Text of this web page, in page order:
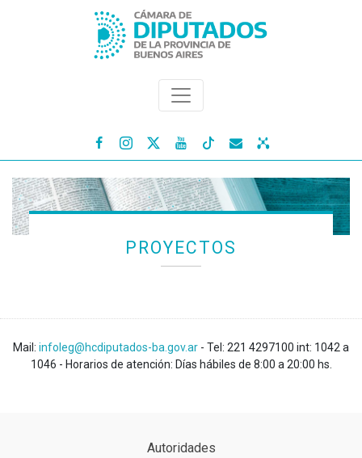
   
PROYECTOS
Mail: infoleg@hcdiputados-ba.gov.ar - Tel: 221 4297100 int: 1042 a
1046 - Horarios de atención: Días hábiles de 8:00 a 20:00 hs.
Autoridades